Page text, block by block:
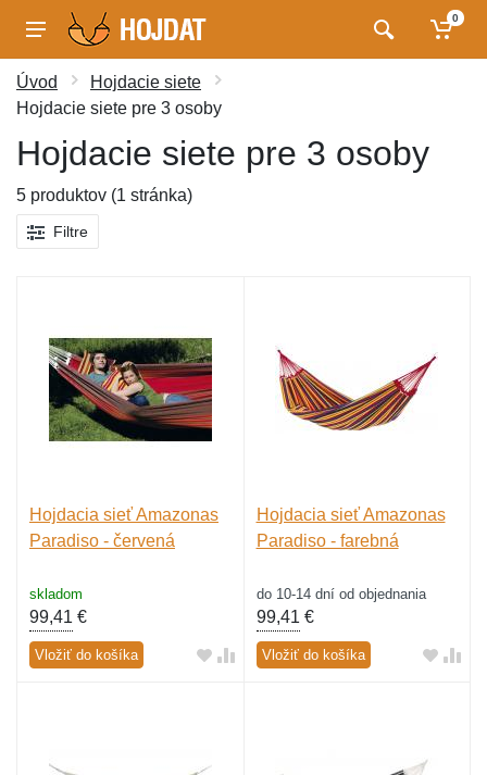
0
Úvod
Hojdacie siete
Hojdacie siete pre 3 osoby
Hojdacie siete pre 3 osoby
5 produktov (1 stránka)
Filtre
Hojdacia sieť Amazonas
Paradiso - červená
skladom
99,41 €
Vložiť do košíka
Hojdacia sieť Amazonas
Paradiso - farebná
do 10-14 dní od objednania
99,41 €
Vložiť do košíka